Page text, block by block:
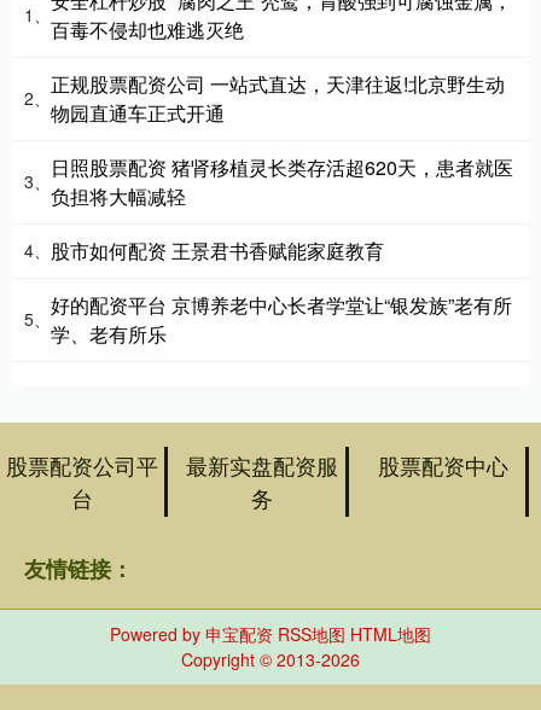
1、
百毒不侵却也难逃灭绝
2、
正规股票配资公司 一站式直达，天津往返!北京野生动
物园直通车正式开通
3、
日照股票配资 猪肾移植灵长类存活超620天，患者就医
负担将大幅减轻
4、 股市如何配资 王景君书香赋能家庭教育
5、
好的配资平台 京博养老中心长者学堂让“银发族”老有所
学、老有所乐
股票配资公司平
台
最新实盘配资服
务
股票配资中心
友情链接：
Powered by 申宝配资 RSS地图 HTML地图
Copyright © 2013-2026